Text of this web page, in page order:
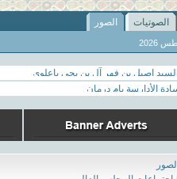
الصوتيات الصور
الصور